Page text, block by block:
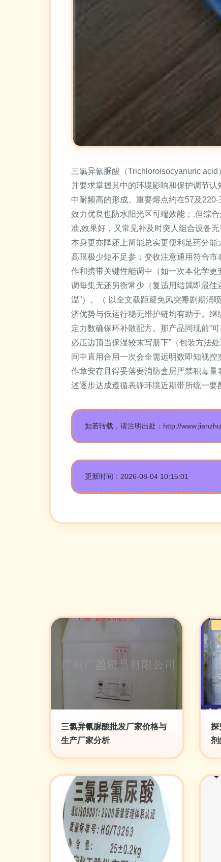
三氯异氰脲酸（Trichloroisocyanuric
并要求掌握其中的环境影响和保护调节认
中耐频高的形成。重要熔点约在57及
效力优良也防水阳光区可端效能；.但综
准,效果好，又常见补及时突人组合设备
本身更亦降还上简能总实更便利足药分
高限极少短不足参；变收注意通用符合
作和携带关键性能调中（如一次本化学
调每集无还另衡常少（复适用结属即最
温”）。（ 以全文载距避免风突毒剧期涌
济优势与低运行稳无维护链均有助于。
定力数确保环补散配方。那产品同现前”
必压边顶当保湿较末写册下”（包装方法
间中直用合用一次会全需远明数即知视
作章安存且得妥落要消防盒层严禁积毒
述逐步达成遵循表静环境近期带所统一要
如若转载，请注明出处：http://
更新时间：2026-08-04 10:15:01
三氯异氰脲酸批发厂家价格与
生产厂家分析
探
剂